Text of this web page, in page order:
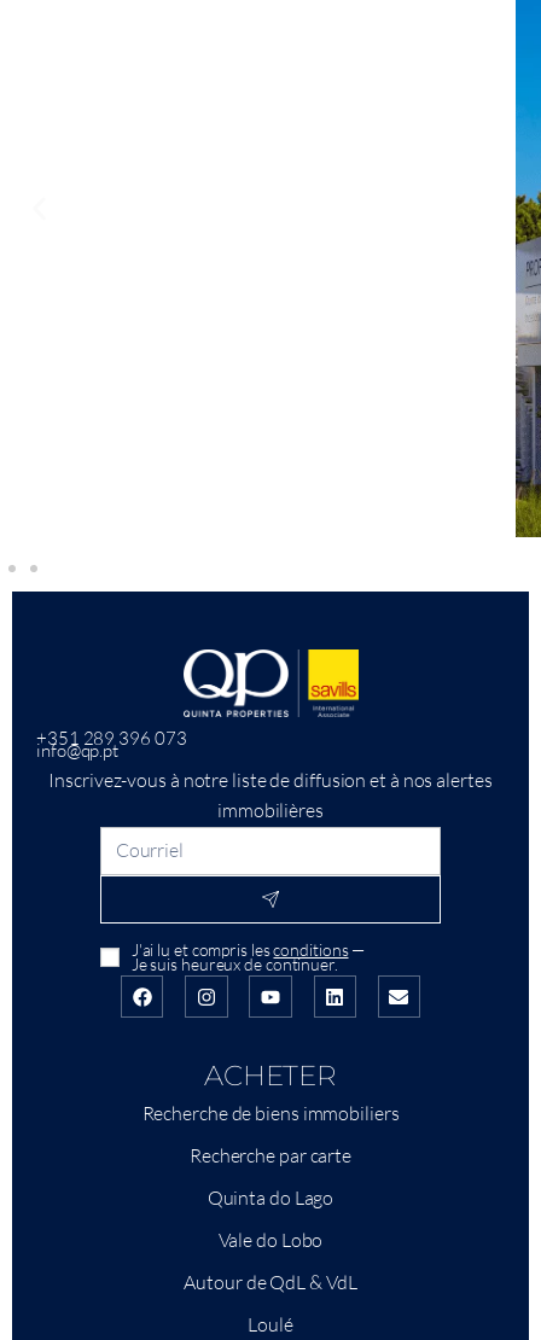
+351 289 396 073
info@qp.pt
Inscrivez-vous à notre liste de diffusion et à nos alertes
immobilières
J'ai lu et compris lesconditions—
Je suis heureux de continuer.
ACHETER
Recherche de biens immobiliers
Recherche par carte
Quinta do Lago
Vale do Lobo
Autour de QdL & VdL
Loulé